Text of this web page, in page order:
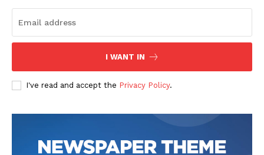
I WANT IN
I've read and accept the Privacy Policy.